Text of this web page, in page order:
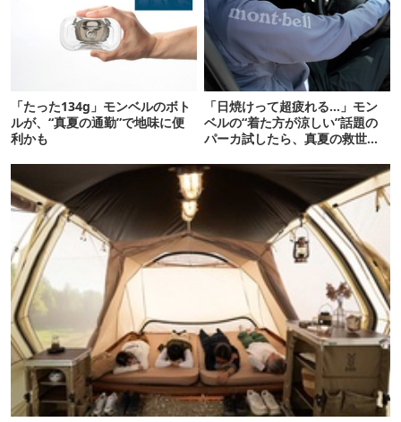
「たった134g」モンベルのボト
ルが、“真夏の通勤”で地味に便
利かも
「日焼けって超疲れる…」モン
ベルの“着た方が涼しい”話題の
パーカ試したら、真夏の救世主